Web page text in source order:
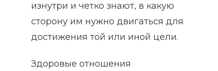
изнутри и четко знают, в какую
сторону им нужно двигаться для
достижения той или иной цели.
Здоровые отношения